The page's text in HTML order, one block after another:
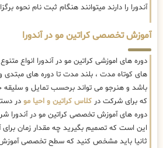
آندورا را دارند میتوانند هنگام ثبت نام نحوه
آموزش تخصصی کراتین مو در آندورا
دوره های اموزشی کراتین مو در آندورا انواع
های کوتاه مدت ، بلند مدت تا دوره های مبتدی
باشد و هنرجو می تواند برحسب تمایل و سلیقه
که برای شرکت در کلاس کراتین و احیا مو در
دوره های آموزش تخصصی کراتین مو در آندورا
این است که تصمیم بگیرید چه مقدار زمان
ثانیا باید مشخص کنید که سطح تخصصی آموزش